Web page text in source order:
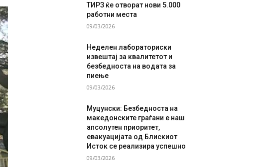
ТИРЗ ќе отворат нови 5.000
работни места
09/03/2026
Неделен лабораториски
извештај за квалитетот и
безбедноста на водата за
пиење
09/03/2026
Муцунски: Безбедноста на
македонските граѓани е наш
апсолутен приоритет,
евакуацијата од Блискиот
Исток се реализира успешно
09/03/2026